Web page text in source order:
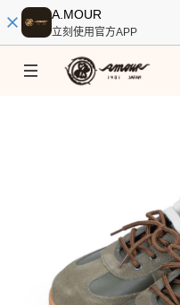
A.MOUR
立刻使用官方APP